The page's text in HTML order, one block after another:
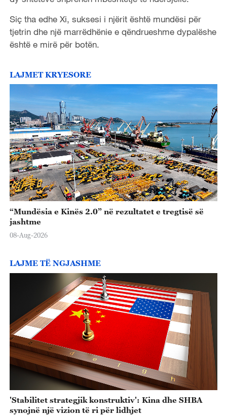
Siç tha edhe Xi, suksesi i njërit është mundësi për
tjetrin dhe një marrëdhënie e qëndrueshme dypalëshe
është e mirë për botën.
LAJMET KRYESORE
“Mundësia e Kinës 2.0” në rezultatet e tregtisë së
jashtme
08-Aug-2026
LAJME TË NGJASHME
'Stabilitet strategjik konstruktiv': Kina dhe SHBA
synojnë një vizion të ri për lidhjet